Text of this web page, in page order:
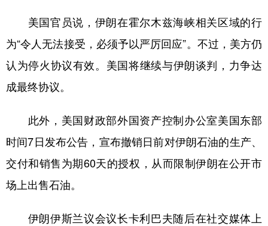
美国官员说，伊朗在霍尔木兹海峡相关区域的行
为“令人无法接受，必须予以严厉回应”。不过，美方仍
认为停火协议有效。美国将继续与伊朗谈判，力争达
成最终协议。
此外，美国财政部外国资产控制办公室美国东部
时间7日发布公告，宣布撤销日前对伊朗石油的生产、
交付和销售为期60天的授权，从而限制伊朗在公开市
场上出售石油。
伊朗伊斯兰议会议长卡利巴夫随后在社交媒体上